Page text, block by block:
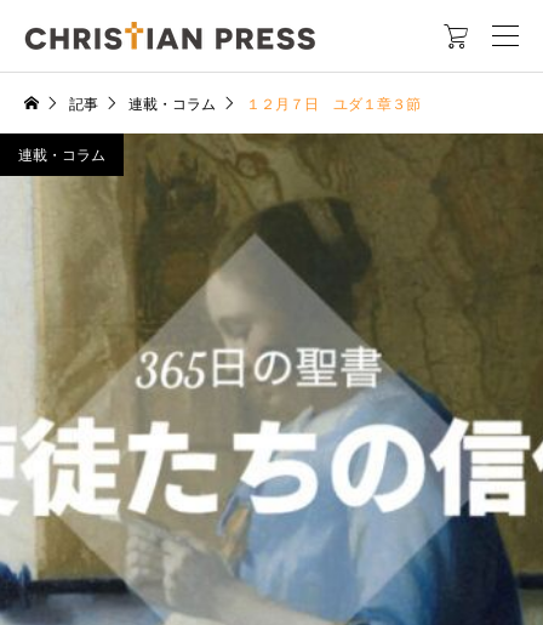

記事 連載・コラム １２月７日 ユダ１章３節
連載・コラム